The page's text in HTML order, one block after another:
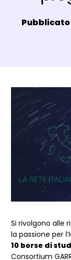
Data e ora:
Pubblicato
Si rivolgono alle
la passione per
10 borse di
Consortium